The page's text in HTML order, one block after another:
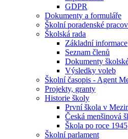
GDPR
Dokumenty a formuláře
Školní poradenské
Školská rada
Základní informace
Seznam členů
Dokumenty
Výsledky voleb
Školní časopis - Agent
Projekty, granty
Historie školy
První škola v
Česká menšinová
Škola po roce 1945
Školní parlament